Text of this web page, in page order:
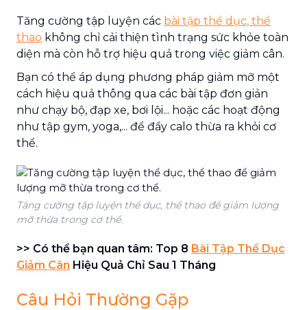
Tăng cường tập luyện các bài tập thể dục, thể
thao không chỉ cải thiện tình trạng sức khỏe toàn
diện mà còn hỗ trợ hiệu quả trong việc giảm cân.
Bạn có thể áp dụng phương pháp giảm mỡ một
cách hiệu quả thông qua các bài tập đơn giản
như chạy bộ, đạp xe, bơi lội... hoặc các hoạt động
như tập gym, yoga,... để đẩy calo thừa ra khỏi cơ
thể.
Tăng cường tập luyện thể dục, thể thao để giảm lượng
mỡ thừa trong cơ thể.
>> Có thể bạn quan tâm: Top 8 Bài Tập Thể Dục
Giảm Cân Hiệu Quả Chỉ Sau 1 Tháng
Câu Hỏi Thường Gặp